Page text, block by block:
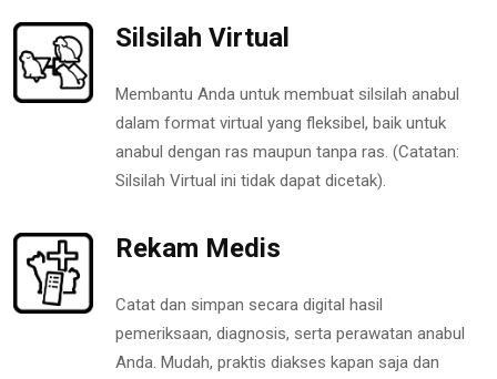
Silsilah Virtual
Membantu Anda untuk membuat silsilah anabul
dalam format virtual yang fleksibel, baik untuk
anabul dengan ras maupun tanpa ras. (Catatan:
Silsilah Virtual ini tidak dapat dicetak).
Rekam Medis
Catat dan simpan secara digital hasil
pemeriksaan, diagnosis, serta perawatan anabul
Anda. Mudah, praktis diakses kapan saja dan